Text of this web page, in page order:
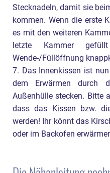
Stecknadeln, damit sie
kommen. Wenn die erste
es mit den weiteren
letzte Kammer
Wende-/Füllöffnung
7. Das Innenkissen ist
dem Erwärmen durch
Außenhülle stecken. Bitte
dass das Kissen bzw.
werden! Ihr könnt das
oder im Backofen